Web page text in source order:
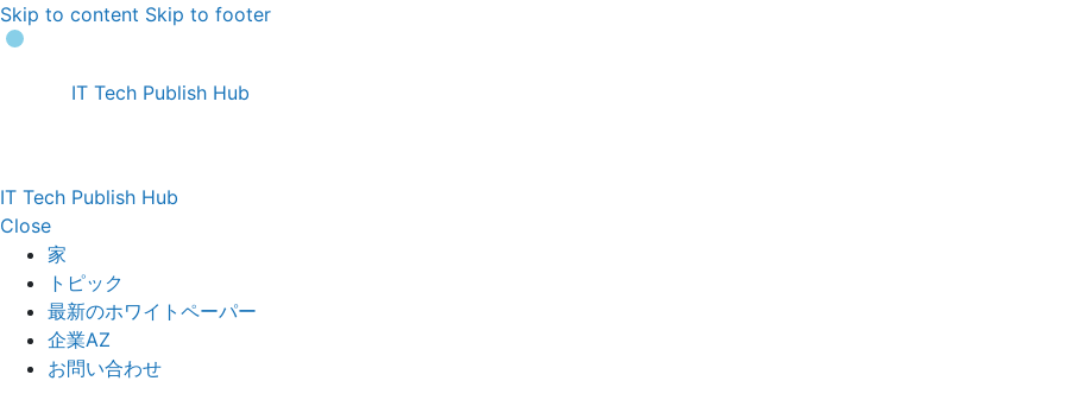
Skip to content Skip to footer
IT Tech Publish Hub
IT Tech Publish Hub
Close
家
トピック
最新のホワイトペーパー
企業AZ
お問い合わせ